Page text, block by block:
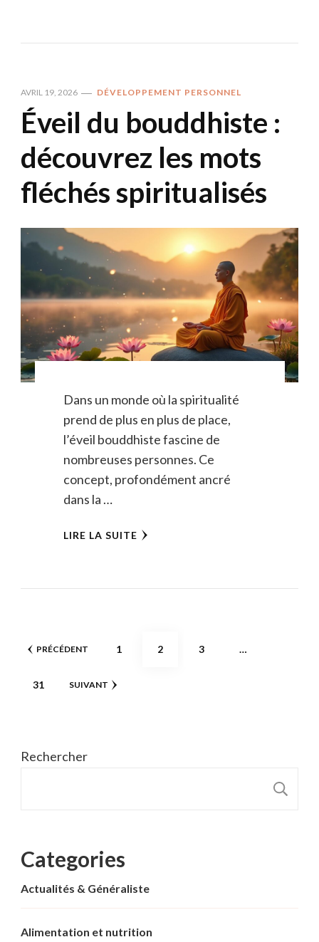
AVRIL 19, 2026 DÉVELOPPEMENT PERSONNEL
Éveil du bouddhiste :
découvrez les mots
fléchés spiritualisés
Dans un monde où la spiritualité
prend de plus en plus de place,
l’éveil bouddhiste fascine de
nombreuses personnes. Ce
concept, profondément ancré
dans la …
LIRE LA SUITE
Pagination
publications
PRÉCÉDENT PAGE
1 PAGE
2 PAGE
3 …
PAGE
31 SUIVANT
Rechercher
Categories
Actualités & Généraliste
Alimentation et nutrition